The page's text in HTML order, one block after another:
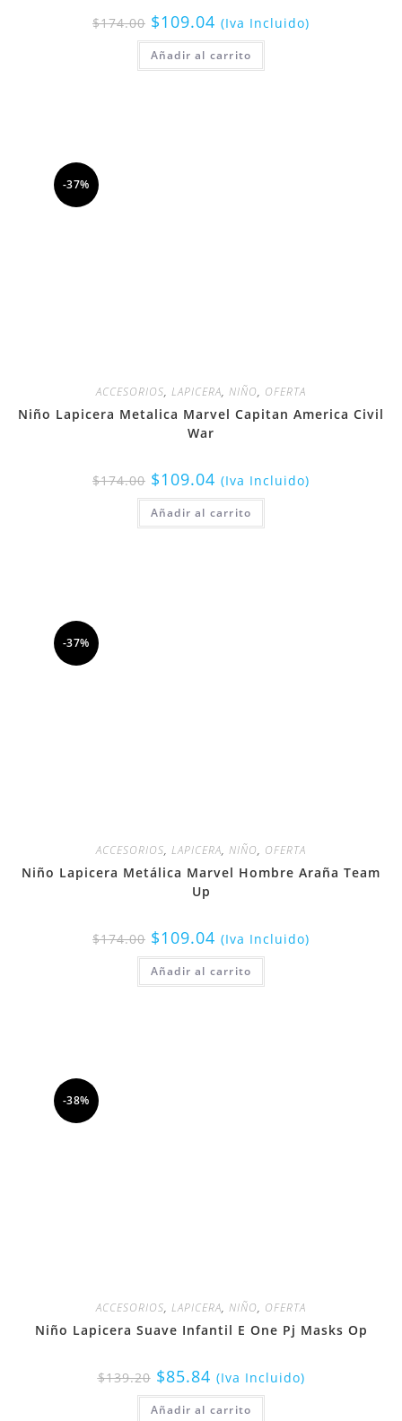
$174.00 $109.04 (Iva Incluido)
Añadir al carrito
-37%
ACCESORIOS, LAPICERA, NIÑO, OFERTA
Niño Lapicera Metalica Marvel Capitan America Civil
War
$174.00 $109.04 (Iva Incluido)
Añadir al carrito
-37%
ACCESORIOS, LAPICERA, NIÑO, OFERTA
Niño Lapicera Metálica Marvel Hombre Araña Team
Up
$174.00 $109.04 (Iva Incluido)
Añadir al carrito
-38%
ACCESORIOS, LAPICERA, NIÑO, OFERTA
Niño Lapicera Suave Infantil E One Pj Masks Op
$139.20 $85.84 (Iva Incluido)
Añadir al carrito